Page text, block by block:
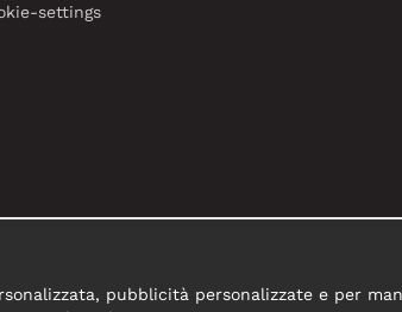
settings
pubblicità personalizzate e per